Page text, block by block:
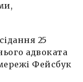
25
адвоката
Фейсбук